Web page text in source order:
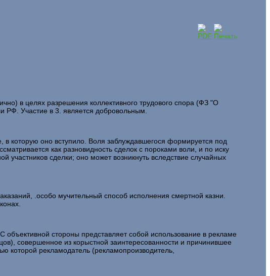
в целях разрешения коллективного трудового спора (ФЗ "О
РФ. Участие в 3. является добровольным.
которую оно вступило. Воля заблуждавшегося формируется под
как разновидность сделок с пороками воли, и по иску
сделки; оно может возникнуть вследствие случайных
.особо мучительный способ исполнения смертной казни.
стороны представляет собой использование в рекламе
совершенное из корыстной заинтересованности и причинившее
которой рекламодатель (рекламопроизводитель,